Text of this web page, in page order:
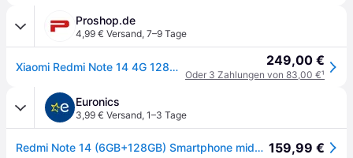
Proshop.de
4,99 € Versand, 7–9 Tage
Xiaomi Redmi Note 14 4G 128GB/6GB - Midnight Black 249,00 €
Oder 3 Zahlungen von 83,00 €¹
Euronics
3,99 € Versand, 1–3 Tage
Redmi Note 14 (6GB+128GB) Smartphone midnight black 159,99 €